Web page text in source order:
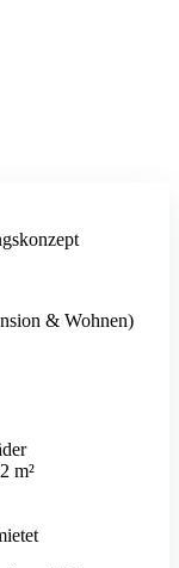
& Wohnen)
m²